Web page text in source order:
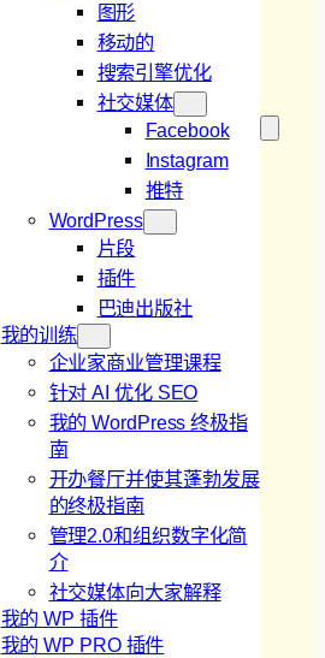
图形
移动的
搜索引擎优化
社交媒体
Facebook
Instagram
推特
WordPress
片段
插件
巴迪出版社
我的训练
企业家商业管理课程
针对 AI 优化 SEO
我的 WordPress 终极指
南
开办餐厅并使其蓬勃发展
的终极指南
管理2.0和组织数字化简
介
社交媒体向大家解释
我的 WP 插件
我的 WP PRO 插件